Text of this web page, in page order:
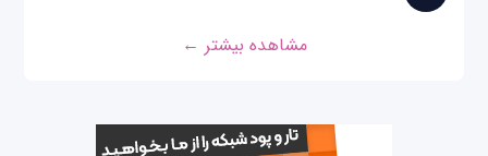
مشاهده بیشتر ←